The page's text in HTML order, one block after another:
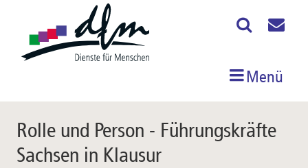
Menü
Rolle und Person - Führungskräfte
Sachsen in Klausur